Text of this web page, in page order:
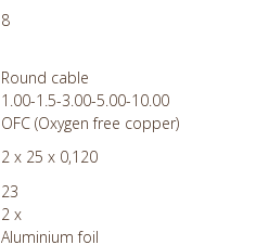
8
Round cable
1.00-1.5-3.00-5.00-10.00
OFC (Oxygen free copper)
2 x 25 x 0,120
23
2 x
Aluminium foil